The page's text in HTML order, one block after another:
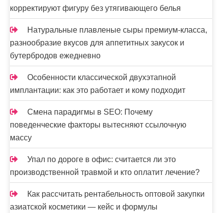
корректируют фигуру без утягивающего белья
Натуральные плавленые сыры премиум-класса,
разнообразие вкусов для аппетитных закусок и
бутербродов ежедневно
Особенности классической двухэтапной
имплантации: как это работает и кому подходит
Смена парадигмы в SEO: Почему
поведенческие факторы вытесняют ссылочную
массу
Упал по дороге в офис: считается ли это
производственной травмой и кто оплатит лечение?
Как рассчитать рентабельность оптовой закупки
азиатской косметики — кейс и формулы